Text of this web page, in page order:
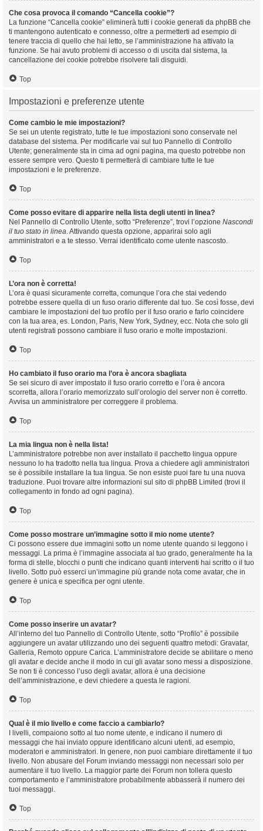
Che cosa provoca il comando “Cancella cookie”?
La funzione “Cancella cookie” eliminerà tutti i cookie generati da phpBB che
ti mantengono autenticato e connesso, oltre a permetterti ad esempio di
tenere traccia di quello che hai letto, se l’amministrazione ha attivato la
funzione. Se hai avuto problemi di accesso o di uscita dal sistema, la
cancellazione dei cookie potrebbe risolvere tali disguidi.
Top
Impostazioni e preferenze utente
Come cambio le mie impostazioni?
Se sei un utente registrato, tutte le tue impostazioni sono conservate nel
database del sistema. Per modificarle vai sul tuo Pannello di Controllo
Utente; generalmente sta in cima ad ogni pagina, ma questo potrebbe non
essere sempre vero. Questo ti permetterà di cambiare tutte le tue
impostazioni e le preferenze.
Top
Come posso evitare di apparire nella lista degli utenti in linea?
Nel Pannello di Controllo Utente, sotto “Preferenze”, trovi l’opzione Nascondi
il tuo stato in linea. Attivando questa opzione, apparirai solo agli
amministratori e a te stesso. Verrai identificato come utente nascosto.
Top
L’ora non è corretta!
L’ora è quasi sicuramente corretta, comunque l’ora che stai vedendo
potrebbe essere quella di un fuso orario differente dal tuo. Se così fosse, devi
cambiare le impostazioni del tuo profilo per il fuso orario e farlo coincidere
con la tua area, es. London, Paris, New York, Sydney, ecc. Nota che solo gli
utenti registrati possono cambiare il fuso orario e molte impostazioni.
Top
Ho cambiato il fuso orario ma l’ora è ancora sbagliata
Se sei sicuro di aver impostato il fuso orario corretto e l’ora è ancora
scorretta, allora l’orario memorizzato sull’orologio del server non è corretto.
Avvisa un amministratore per correggere il problema.
Top
La mia lingua non è nella lista!
L’amministratore potrebbe non aver installato il pacchetto lingua oppure
nessuno lo ha tradotto nella tua lingua. Prova a chiedere agli amministratori
se è possibile installare la tua lingua. Se non esiste puoi fare tu una nuova
traduzione. Puoi trovare altre informazioni sul sito di phpBB Limited (trovi il
collegamento in fondo ad ogni pagina).
Top
Come posso mostrare un’immagine sotto il mio nome utente?
Ci possono essere due immagini sotto un nome utente quando si leggono i
messaggi. La prima è l’immagine associata al tuo grado, generalmente ha la
forma di stelle, blocchi o punti che indicano quanti interventi hai scritto o il tuo
livello. Sotto può esserci un’immagine più grande nota come avatar, che in
genere è unica e specifica per ogni utente.
Top
Come posso inserire un avatar?
All’interno del tuo Pannello di Controllo Utente, sotto “Profilo” è possibile
aggiungere un avatar utilizzando uno dei seguenti quattro metodi: Gravatar,
Galleria, Remoto oppure Carica. L’amministratore decide se abilitare o meno
gli avatar e decide anche il modo in cui gli avatar sono messi a disposizione.
Se non ti è concesso l’uso degli avatar, allora è una decisione
dell’amministrazione, e devi chiedere a questa le ragioni.
Top
Qual è il mio livello e come faccio a cambiarlo?
I livelli, compaiono sotto al tuo nome utente, e indicano il numero di
messaggi che hai inviato oppure identificano alcuni utenti, ad esempio,
moderatori e amministratori. In genere, non puoi cambiare direttamente il tuo
livello. Non abusare del Forum inviando messaggi non necessari solo per
aumentare il tuo livello. La maggior parte dei Forum non tollera questo
comportamento e l’amministratore probabilmente abbasserà il numero dei
tuoi messaggi.
Top